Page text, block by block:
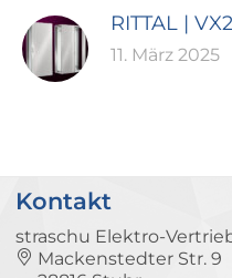
RITTAL |
11. März 2025
Kontakt
straschu Elektro-
Mackenstedter Str. 9